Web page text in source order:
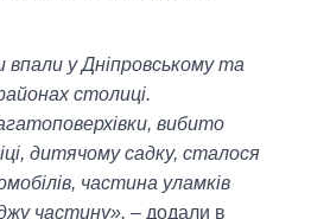
впали у Дніпровському та
столиці.
вибито
дитячому садку, сталося
частина уламків
частину», – додали в